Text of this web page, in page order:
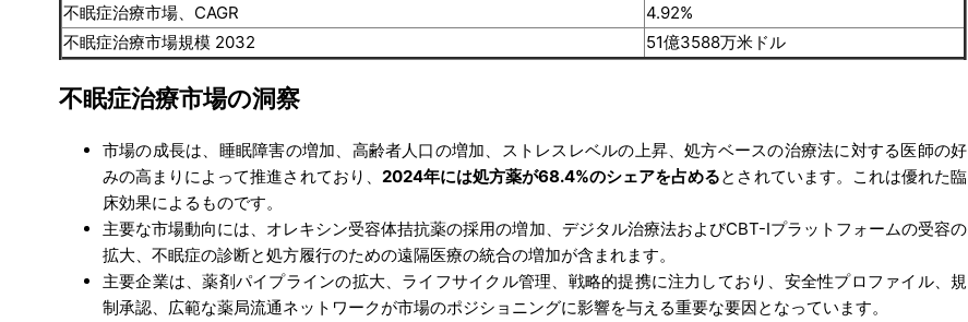
不眠症治療市場、CAGR
4.92%
不眠症治療市場規模 2032
51億3588万米ドル
不眠症治療市場の洞察
市場の成長は、睡眠障害の増加、高齢者人口の増加、ストレスレベルの上昇、処方ベースの治療法に対する医師の好
みの高まりによって推進されており、 2024年には処方薬が68.4%のシェアを占めるとされています。これは優れた臨
床効果によるものです。
主要な市場動向には、オレキシン受容体拮抗薬の採用の増加、デジタル治療法およびCBT-Iプラットフォームの受容の
拡大、不眠症の診断と処方履行のための遠隔医療の統合の増加が含まれます。
主要企業は、薬剤パイプラインの拡大、ライフサイクル管理、戦略的提携に注力しており、安全性プロファイル、規
制承認、広範な薬局流通ネットワークが市場のポジショニングに影響を与える重要な要因となっています。